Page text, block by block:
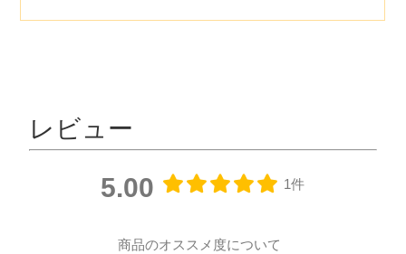
レビュー
5.00 1件
商品のオススメ度について